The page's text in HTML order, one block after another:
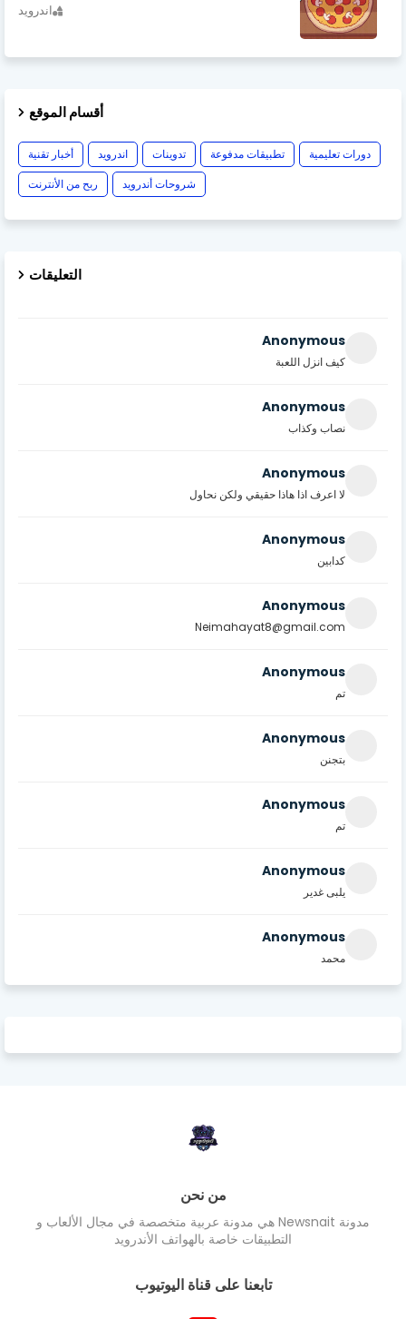
اندرويد
أقسام الموقع
أخبار تقنية اندرويد تدوينات تطبيقات مدفوعة
دورات تعليمية
ربح من الأنترنت
شروحات أندرويد
التعليقات
Anonymous
كيف انزل اللعبة
Anonymous
نصاب وكذاب
Anonymous
لا اعرف اذا هاذا حقيقي ولكن نحاول
Anonymous
كدابين
Anonymous
Neimahayat8@gmail.com
Anonymous
تم
Anonymous
بتجنن
Anonymous
تم
Anonymous
يلبى غدير
Anonymous
محمد
من نحن
مدونة Newsnait هي مدونة عربية متخصصة في مجال الألعاب و
التطبيقات خاصة بالهواتف الأندرويد
تابعنا على قناة اليوتيوب